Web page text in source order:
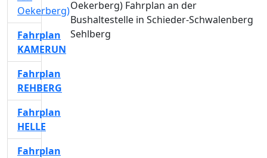
Oekerberg) Fahrplan an der
Bushaltestelle in Schieder-Schwalenberg
Sehlberg
Oekerberg)
Fahrplan
KAMERUN
Fahrplan
REHBERG
Fahrplan
HELLE
Fahrplan